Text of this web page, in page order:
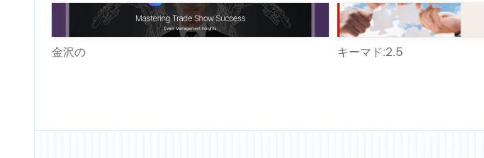
金沢の キーマド:2.5